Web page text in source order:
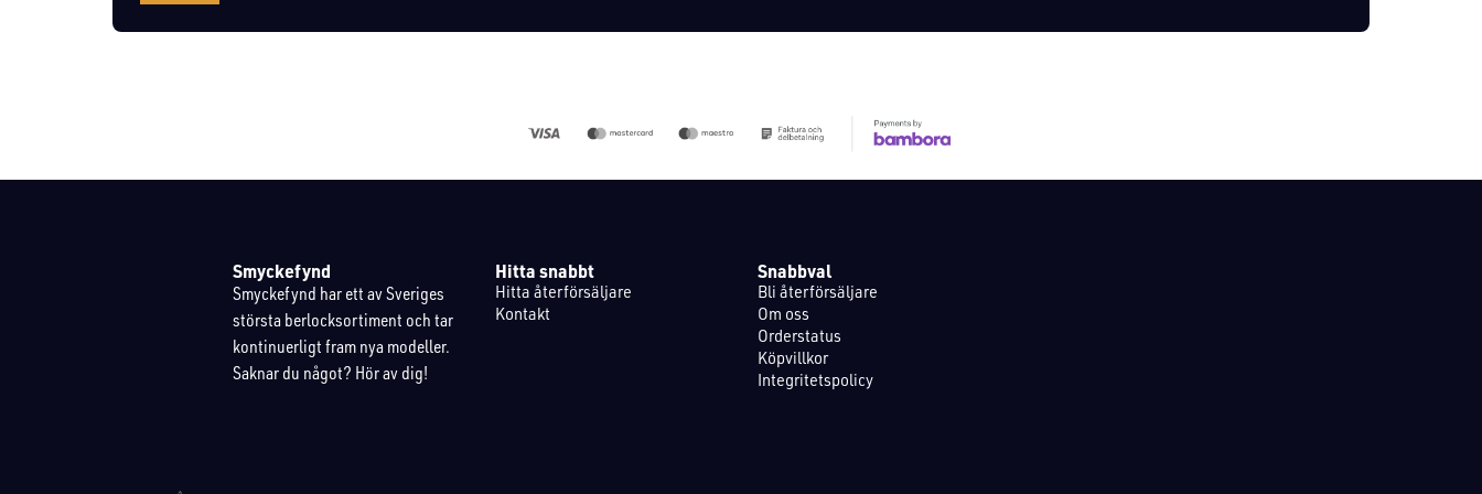
Smyckefynd
Smyckefynd har ett av Sveriges
största berlocksortiment och tar
kontinuerligt fram nya modeller.
Saknar du något? Hör av dig!
Hitta snabbt
Hitta återförsäljare
Kontakt
Snabbval
Bli återförsäljare
Om oss
Orderstatus
Köpvillkor
Integritetspolicy